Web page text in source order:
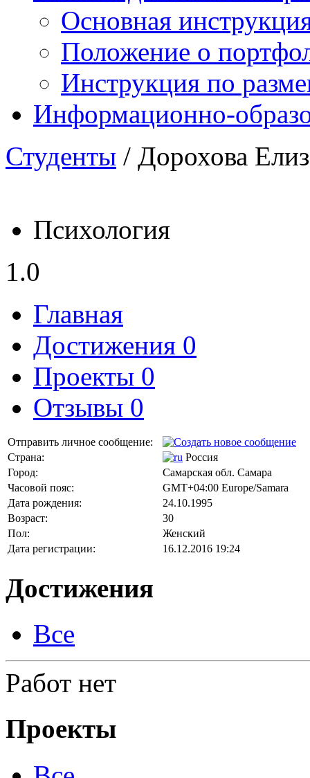
Основная
Положение о
Инструкция по
Информационно-
Студенты / Дорохова
Психология
1.0
Главная
Достижения 0
Проекты 0
Отзывы 0
Отправить личное сообщение:
Страна:
Россия
Город:
Самарская обл. Самара
Часовой пояс:
GMT+04:00 Europe/Samara
Дата рождения:
24.10.1995
Возраст:
30
Пол:
Женский
Дата регистрации:
16.12.2016 19:24
Достижения
Все
Работ нет
Проекты